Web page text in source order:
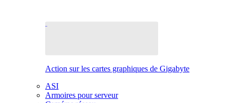
Action sur les cartes graphiques de Gigabyte
ASI
Armoires pour serveur